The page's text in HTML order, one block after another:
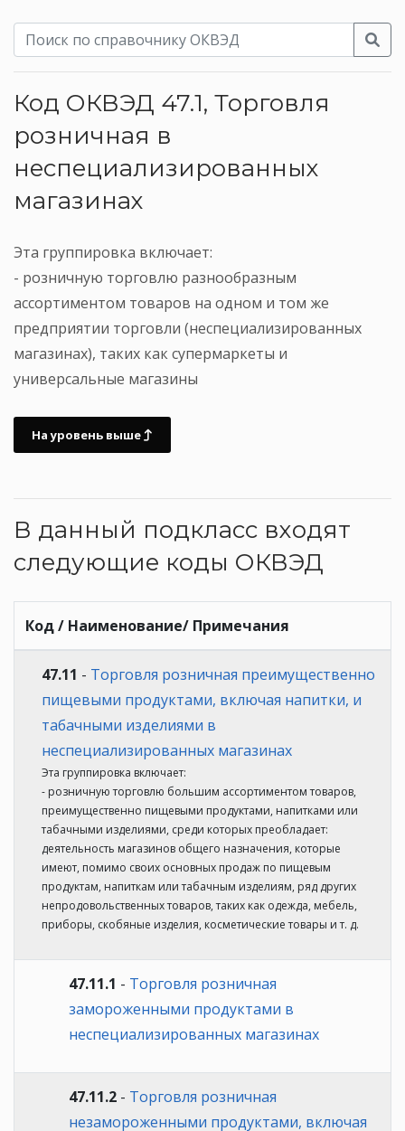
Код ОКВЭД 47.1, Торговля
розничная в
неспециализированных
магазинах
Эта группировка включает:
- розничную торговлю разнообразным
ассортиментом товаров на одном и том же
предприятии торговли (неспециализированных
магазинах), таких как супермаркеты и
универсальные магазины
На уровень выше
В данный подкласс входят
следующие коды ОКВЭД
Код / Наименование/ Примечания
47.11 - Торговля розничная преимущественно
пищевыми продуктами, включая напитки, и
табачными изделиями в
неспециализированных магазинах
Эта группировка включает:
- розничную торговлю большим ассортиментом товаров,
преимущественно пищевыми продуктами, напитками или
табачными изделиями, среди которых преобладает:
деятельность магазинов общего назначения, которые
имеют, помимо своих основных продаж по пищевым
продуктам, напиткам или табачным изделиям, ряд других
непродовольственных товаров, таких как одежда, мебель,
приборы, скобяные изделия, косметические товары и т. д.
47.11.1 - Торговля розничная
замороженными продуктами в
неспециализированных магазинах
47.11.2 - Торговля розничная
незамороженными продуктами, включая